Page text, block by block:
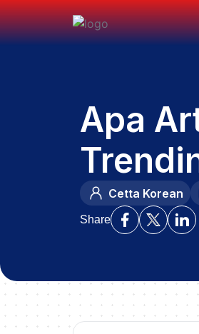
Apa
Cetta Korean
Share